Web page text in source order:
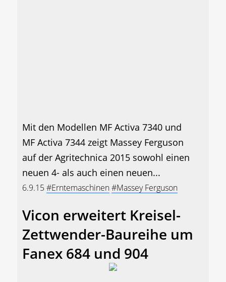
Mit den Modellen MF Activa 7340 und
MF Activa 7344 zeigt Massey Ferguson
auf der Agritechnica 2015 sowohl einen
neuen 4- als auch einen neuen...
6.9.15#Erntemaschinen#Massey Ferguson
Vicon erweitert Kreisel-
Zettwender-Baureihe um
Fanex 684 und 904